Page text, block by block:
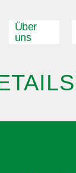
Über
uns